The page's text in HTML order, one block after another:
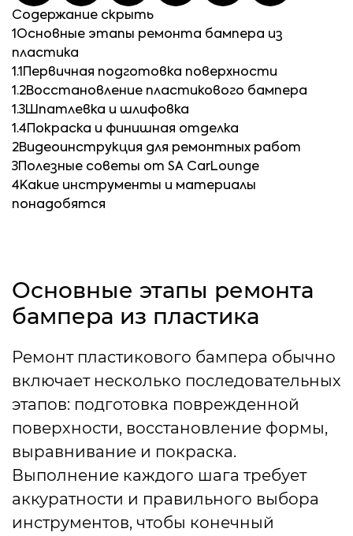
Содержание скрыть
1 Основные этапы ремонта бампера из
пластика
1.1
Первичная подготовка поверхности
1.2Восстановление пластикового бампера
1.3Шпатлевка и шлифовка
1.4 Покраска и финишная отделка
2Видеоинструкция для ремонтных работ
3 Полезные советы от SA CarLounge
4Какие инструменты и материалы
понадобятся
Основные этапы ремонта
бампера из пластика
Ремонт пластикового бампера обычно
включает несколько последовательных
этапов: подготовка поврежденной
поверхности, восстановление формы,
выравнивание и покраска.
Выполнение каждого шага требует
аккуратности и правильного выбора
инструментов, чтобы конечный